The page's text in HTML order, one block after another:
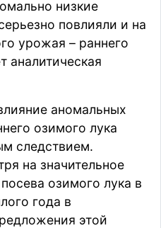
низкие
повлияли и на
урожая – раннего
аналитическая
аномальных
озимого лука
следствием.
на значительное
озимого лука в
года в
этой